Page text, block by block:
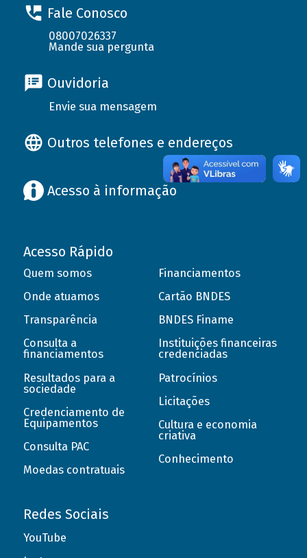
Fale Conosco
08007026337
Mande sua pergunta
Ouvidoria
Envie sua mensagem
Outros telefones e endereços
Acesso à informação
Acesso Rápido
Quem somos
Onde atuamos
Transparência
Consulta a
financiamentos
Resultados para a
sociedade
Credenciamento de
Equipamentos
Consulta PAC
Moedas contratuais
Financiamentos
Cartão BNDES
BNDES Finame
Instituições financeiras
credenciadas
Patrocínios
Licitações
Cultura e economia
criativa
Conhecimento
Redes Sociais
YouTube